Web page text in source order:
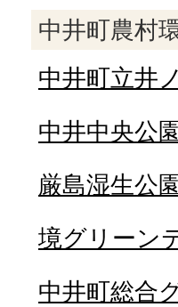
中井町農村
中井町立井
中井中央公
厳島湿生公
境グリーン
中井町総合